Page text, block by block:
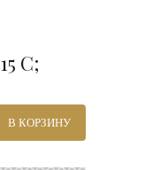
C;
В КОРЗИНУ